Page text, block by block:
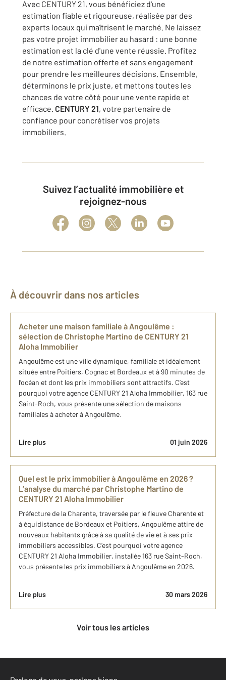
Avec CENTURY 21, vous bénéficiez d'une
estimation fiable et rigoureuse, réalisée par des
experts locaux qui maîtrisent le marché. Ne laissez
pas votre projet immobilier au hasard : une bonne
estimation est la clé d'une vente réussie. Profitez
de notre estimation offerte et sans engagement
pour prendre les meilleures décisions. Ensemble,
déterminons le prix juste, et mettons toutes les
chances de votre côté pour une vente rapide et
efficace. CENTURY 21, votre partenaire de
confiance pour concrétiser vos projets
immobiliers.
Suivez l’actualité immobilière et
rejoignez-nous
À découvrir dans nos articles
Acheter une maison familiale à Angoulême :
sélection de Christophe Martino de CENTURY 21
Aloha Immobilier
Angoulême est une ville dynamique, familiale et idéalement
située entre Poitiers, Cognac et Bordeaux et à 90 minutes de
l’océan et dont les prix immobiliers sont attractifs. C’est
pourquoi votre agence CENTURY 21 Aloha Immobilier, 163 rue
Saint-Roch, vous présente une sélection de maisons
familiales à acheter à Angoulême.
Lire plus 01 juin 2026
Quel est le prix immobilier à Angoulême en 2026 ?
L’analyse du marché par Christophe Martino de
CENTURY 21 Aloha Immobilier
Préfecture de la Charente, traversée par le fleuve Charente et
à équidistance de Bordeaux et Poitiers, Angoulême attire de
nouveaux habitants grâce à sa qualité de vie et à ses prix
immobiliers accessibles. C’est pourquoi votre agence
CENTURY 21 Aloha Immobilier, installée 163 rue Saint-Roch,
vous présente les prix immobiliers à Angoulême en 2026.
Lire plus 30 mars 2026
Voir tous les articles